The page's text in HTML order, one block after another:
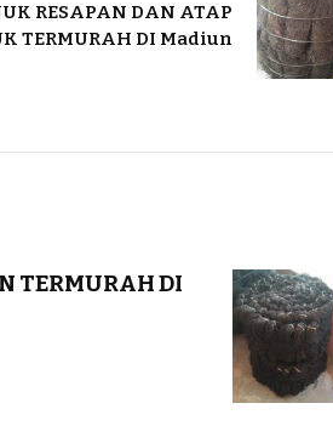
RESAPAN DAN ATAP
TERMURAH DI Madiun
TERMURAH DI